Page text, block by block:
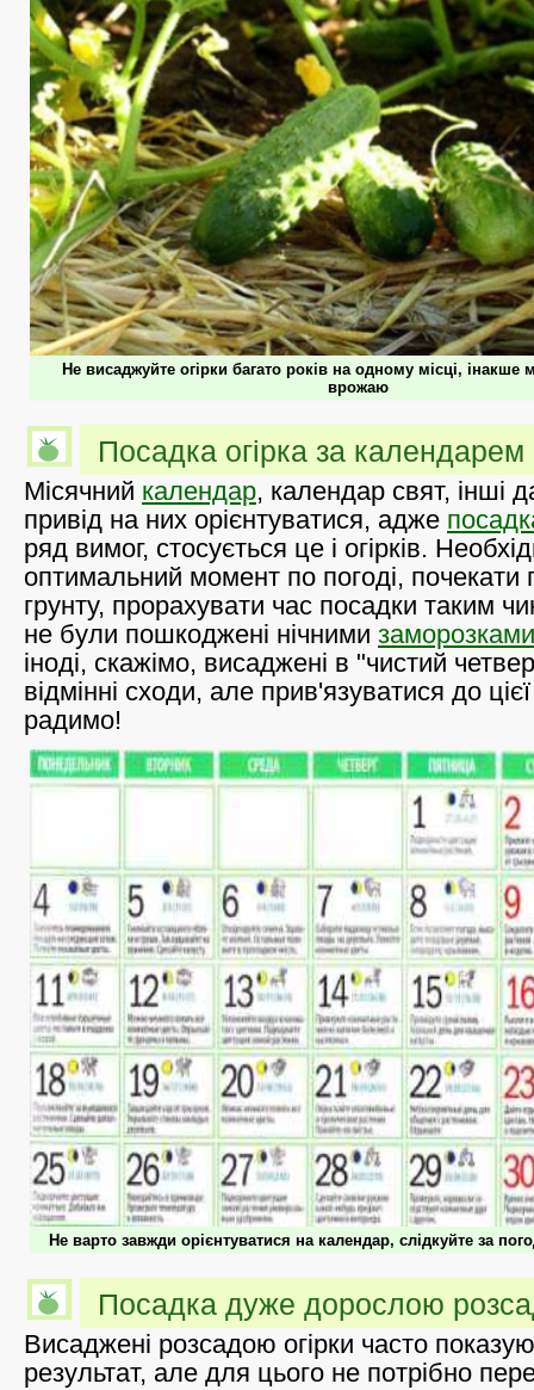
Не висаджуйте огірки багато років на одному місці, інакше
врожаю
Посадка огірка за календарем
Місячний календар, календар свят, інші
привід на них орієнтуватися, адже
ряд вимог, стосується це і огірків.
оптимальний момент по погоді, почекати
грунту, прорахувати час посадки таким
не були пошкоджені нічними заморозками
іноді, скажімо, висаджені в "чистий
відмінні сходи, але прив'язуватися до
радимо!
Не варто завжди орієнтуватися на календар, слідкуйте за
Посадка дуже дорослою
Висаджені розсадою огірки часто
результат, але для цього не потрібно